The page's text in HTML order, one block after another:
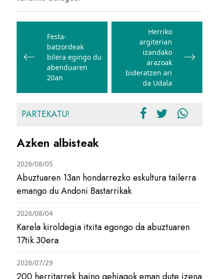
Bidalketetan
zehar
nabigatu
Festa-
batzordeak
bilera egingo du
abenduaren
20an
Herriko
argiterian
izandako
arazoak
bideratzen ari
da Udala
PARTEKATU!
Azken albisteak
Abuztuaren 13an hondarrezko eskultura tailerra
emango du Andoni Bastarrikak
2026/08/05
Karela kiroldegia itxita egongo da abuztuaren
17tik 30era
2026/08/04
200 herritarrek baino gehiagok eman dute izena
2026/07/29